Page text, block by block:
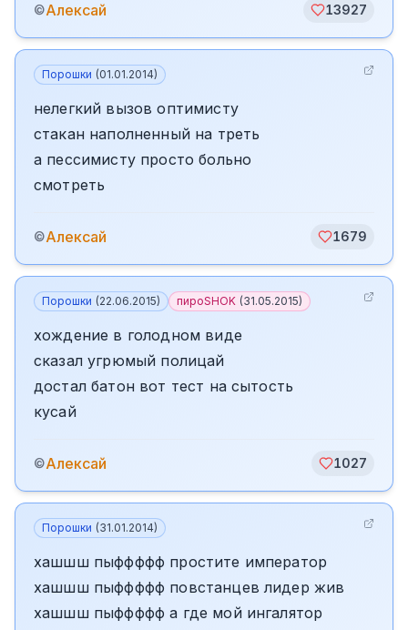
©Алексай 13927
Порошки (01.01.2014)
нелегкий вызов оптимисту
стакан наполненный на треть
а пессимисту просто больно
смотреть
©Алексай 1679
Порошки (22.06.2015) пироSHOK (31.05.2015)
хождение в голодном виде
сказал угрюмый полицай
достал батон вот тест на сытость
кусай
©Алексай 1027
Порошки (31.01.2014)
хашшш пыффффф простите император
хашшш пыффффф повстанцев лидер жив
хашшш пыффффф а где мой ингалятор